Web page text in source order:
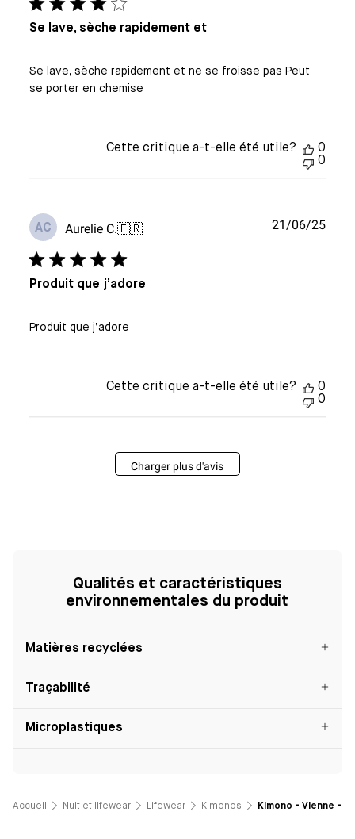
Se lave, sèche rapidement et
Se lave, sèche rapidement et ne se froisse pas Peut
se porter en chemise
Cette critique a-t-elle été utile?
0
0
AC Aurelie C.🇫🇷
Produit que j’adore
Produit que j’adore
Date
21/06/25
Cette critique a-t-elle été utile?
0
0
Charger plus d'avis
Qualités et caractéristiques
environnementales du produit
Matières recyclées
Traçabilité
Microplastiques
Accueil Nuit et lifewear Lifewear Kimonos Kimono - Vienne -